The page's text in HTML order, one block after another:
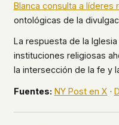
Blanca consulta a líderes
ontológicas de la
La respuesta de la
instituciones religiosas
la intersección de la fe y
Fuentes: NY Post en X ·